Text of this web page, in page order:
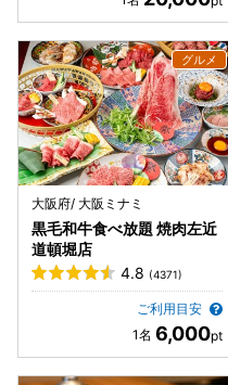
大阪府/ 大阪ミナミ
黒毛和牛食べ放題 焼肉左近
道頓堀店
4.8 (4371)
ご利用目安
6,000